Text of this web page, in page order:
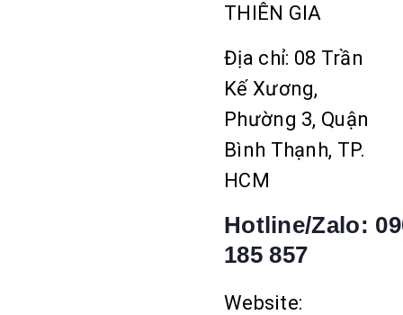
THIÊN GIA
Địa chỉ: 08 Trần
Kế Xương,
Phường 3, Quận
Bình Thạnh, TP.
HCM
Hotline/Zalo:
185 857
Website: